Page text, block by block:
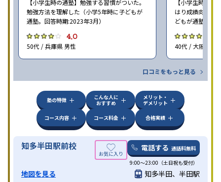
【小学生時の通塾】勉強する習慣がついた。
勉強方法を理解した（小学5年時に子どもが
通塾。回答時期:2023年3月）
4.0
50代 / 兵庫県 男性
【小学生時の通
はり成績向上に
どもが通塾。回
40代 / 大阪府 女
口コミをもっと見る
塾の特徴
こんな人に
おすすめ
メリット・
デメリット
コース内容
コース料金 合格実績
知多半田駅前校 電話する 通話料無料
9:00～23:00（土日祝も受付）
地図を見る 知多半田、半田駅